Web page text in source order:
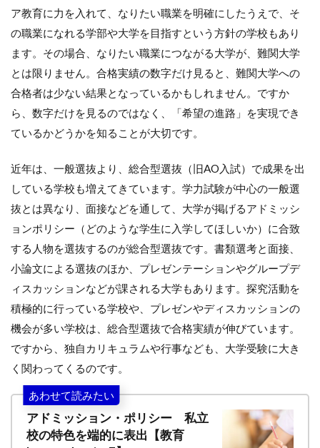
ア教育に力を入れて、なりたい職業を明確にしたうえで、そ
の職業になれる学部や大学を目指すという方針の学校もあり
ます。その場合、なりたい職業につながる大学が、難関大学
とは限りません。合格実績の数字だけ見ると、難関大学への
合格者は少ない結果となっているかもしれません。ですか
ら、数字だけを見るのではなく、「希望の進路」を実現でき
ているかどうかを知ることが大切です。
近年は、一般選抜より、総合型選抜（旧AO入試）で成果を出
している学校も増えてきています。学力試験が中心の一般選
抜とは異なり、面接などを通して、大学が掲げるアドミッシ
ョンポリシー（どのような学生に入学してほしいか）に合致
する人物を選抜するのが総合型選抜です。書類選考と面接、
小論文による選抜のほか、プレゼンテーションやグループデ
ィスカッションなどが課される大学もあります。探究活動を
積極的に行っている学校や、プレゼンやディスカッションの
機会が多い学校は、総合型選抜で合格実績が伸びています。
ですから、独自カリキュラムや行事なども、大学受験に大き
く関わってくるのです。
あわせて読みたい
アドミッション・ポリシー 私立
校の特色を端的に表出【教育